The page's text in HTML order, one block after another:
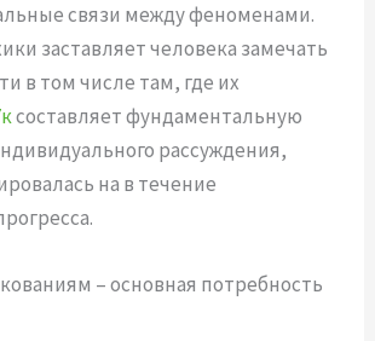
связи между феноменами.
заставляет человека замечать
в том числе там, где их
составляет фундаментальную
рассуждения,
на в течение
– основная потребность